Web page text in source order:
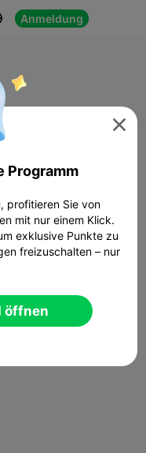
Anmeldung

Programm
profitieren Sie von
mit nur einem Klick.
exklusive Punkte zu
freizuschalten – nur
öffnen